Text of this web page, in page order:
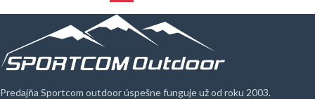
Predajňa Sportcom outdoor úspešne funguje už od roku 2003.